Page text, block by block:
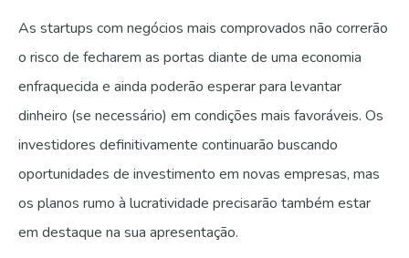
​​As startups com negócios mais comprovados não correrão
o risco de fecharem as portas diante de uma economia
enfraquecida e ainda poderão esperar para levantar
dinheiro (se necessário) em condições mais favoráveis. Os
investidores definitivamente continuarão buscando
oportunidades de investimento em novas empresas, mas
os planos rumo à lucratividade precisarão também estar
em destaque na sua apresentação.